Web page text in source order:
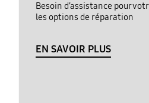
Besoin d’assistance pour
les options de réparation
EN SAVOIR PLUS